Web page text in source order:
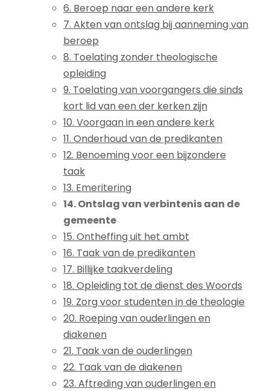
6. Beroep naar een andere kerk
7. Akten van ontslag bij aanneming van
beroep
8. Toelating zonder theologische
opleiding
9. Toelating van voorgangers die sinds
kort lid van een der kerken zijn
10. Voorgaan in een andere kerk
11. Onderhoud van de predikanten
12. Benoeming voor een bijzondere
taak
13. Emeritering
14. Ontslag van verbintenis aan de
gemeente
15. Ontheffing uit het ambt
16. Taak van de predikanten
17. Billijke taakverdeling
18. Opleiding tot de dienst des Woords
19. Zorg voor studenten in de theologie
20. Roeping van ouderlingen en
diakenen
21. Taak van de ouderlingen
22. Taak van de diakenen
23. Aftreding van ouderlingen en